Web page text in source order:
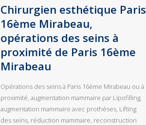
Chirurgien esthétique Paris
16ème Mirabeau,
opérations des seins à
proximité de Paris 16ème
Mirabeau
Opérations des seins à Paris 16ème Mirabeau ou à
proximité, augmentation mammaire par Lipofilling,
augmentation mammaire avec prothèses, Lifting
des seins, réduction mammaire, reconstruction